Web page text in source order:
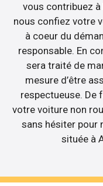
vous contribuez
nous confiez votre
à coeur du
responsable. En
sera traité de
mesure d’être
respectueuse. De
votre voiture non
sans hésiter pour
située à